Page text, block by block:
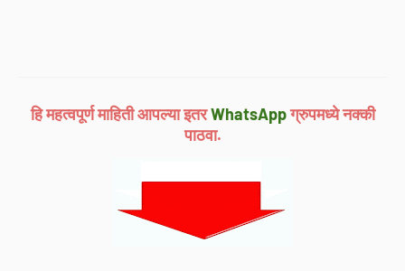
हि महत्वपूर्ण माहिती आपल्या इतर WhatsAppग्रुपमध्ये नक्की
पाठवा.